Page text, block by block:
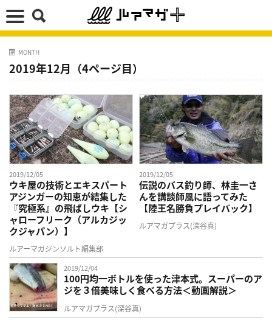
MONTH
2019年12月（4ページ目）
2019/12/05
ウキ屋の技術とエキスパート
アジンガーの知恵が結集した
『究極系』の飛ばしウキ【シ
ャローフリーク（アルカジッ
クジャパン）】
ルアーマガジンソルト編集部
2019/12/05
伝説のバス釣り師、林圭一さ
んを講談師風に語ってみた
【陸王名勝負プレイバック】
ルアマガプラス(深谷真)
2019/12/04
100円均一ボトルを使った津本式。スーパーのア
ジを３倍美味しく食べる方法＜動画解説＞
ルアマガプラス(深谷真)